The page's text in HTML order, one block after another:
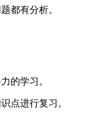
都有分析。
的学习。
点进行复习。